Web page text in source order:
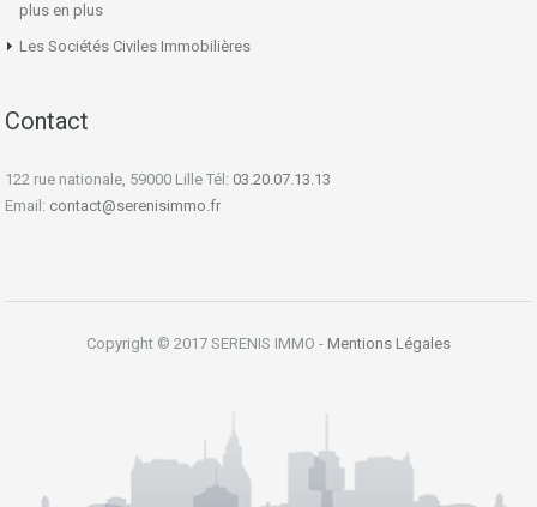
plus en plus
Les Sociétés Civiles Immobilières
Contact
122 rue nationale, 59000 Lille Tél: 03.20.07.13.13
Email: contact@serenisimmo.fr
Copyright © 2017 SERENIS IMMO - Mentions Légales